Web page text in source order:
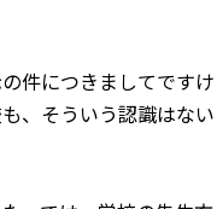
につきましてです
、そういう認識はない